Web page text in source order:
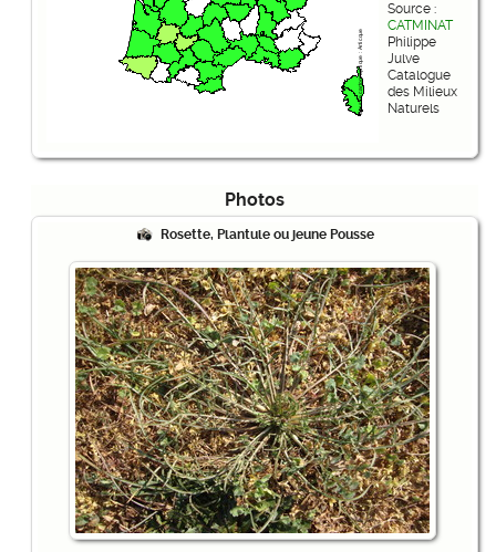
Source :
CATMINAT
Philippe
Julve
Catalogue
des Milieux
Naturels
Photos
Rosette, Plantule ou jeune Pousse